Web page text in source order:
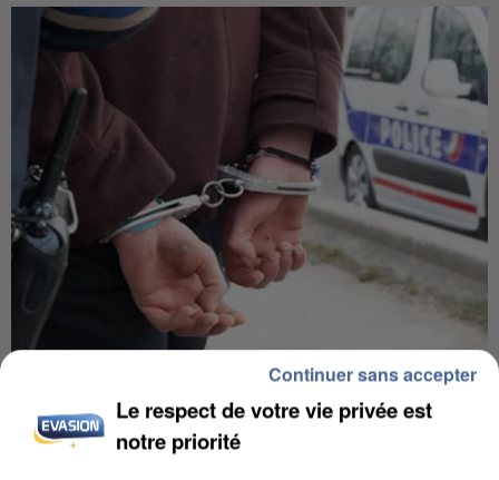
L’UN DES FONDATEURS SUPPOSÉS DE LA DZ
MAFIA INTERPELLÉ EN ALGÉRIE
Le respect de votre vie privée est
notre priorité
Continuer sans accepter